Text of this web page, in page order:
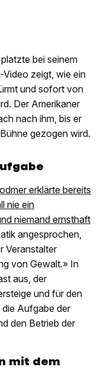
bei seinem
Video zeigt, wie ein
und sofort von
Der Amerikaner
nach ihm, bis er
gezogen wird.
erklärte bereits
nie ein
niemand ernsthaft
angesprochen,
Veranstalter
von Gewalt.» In
aus, der
und für den
die Aufgabe der
den Betrieb der
mit dem